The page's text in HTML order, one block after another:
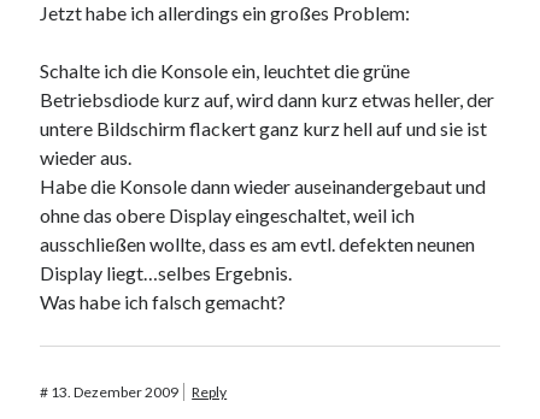
Jetzt habe ich allerdings ein großes Problem:
Schalte ich die Konsole ein, leuchtet die grüne
Betriebsdiode kurz auf, wird dann kurz etwas heller, der
untere Bildschirm flackert ganz kurz hell auf und sie ist
wieder aus.
Habe die Konsole dann wieder auseinandergebaut und
ohne das obere Display eingeschaltet, weil ich
ausschließen wollte, dass es am evtl. defekten neunen
Display liegt…selbes Ergebnis.
Was habe ich falsch gemacht?
# 13. Dezember 2009 Reply